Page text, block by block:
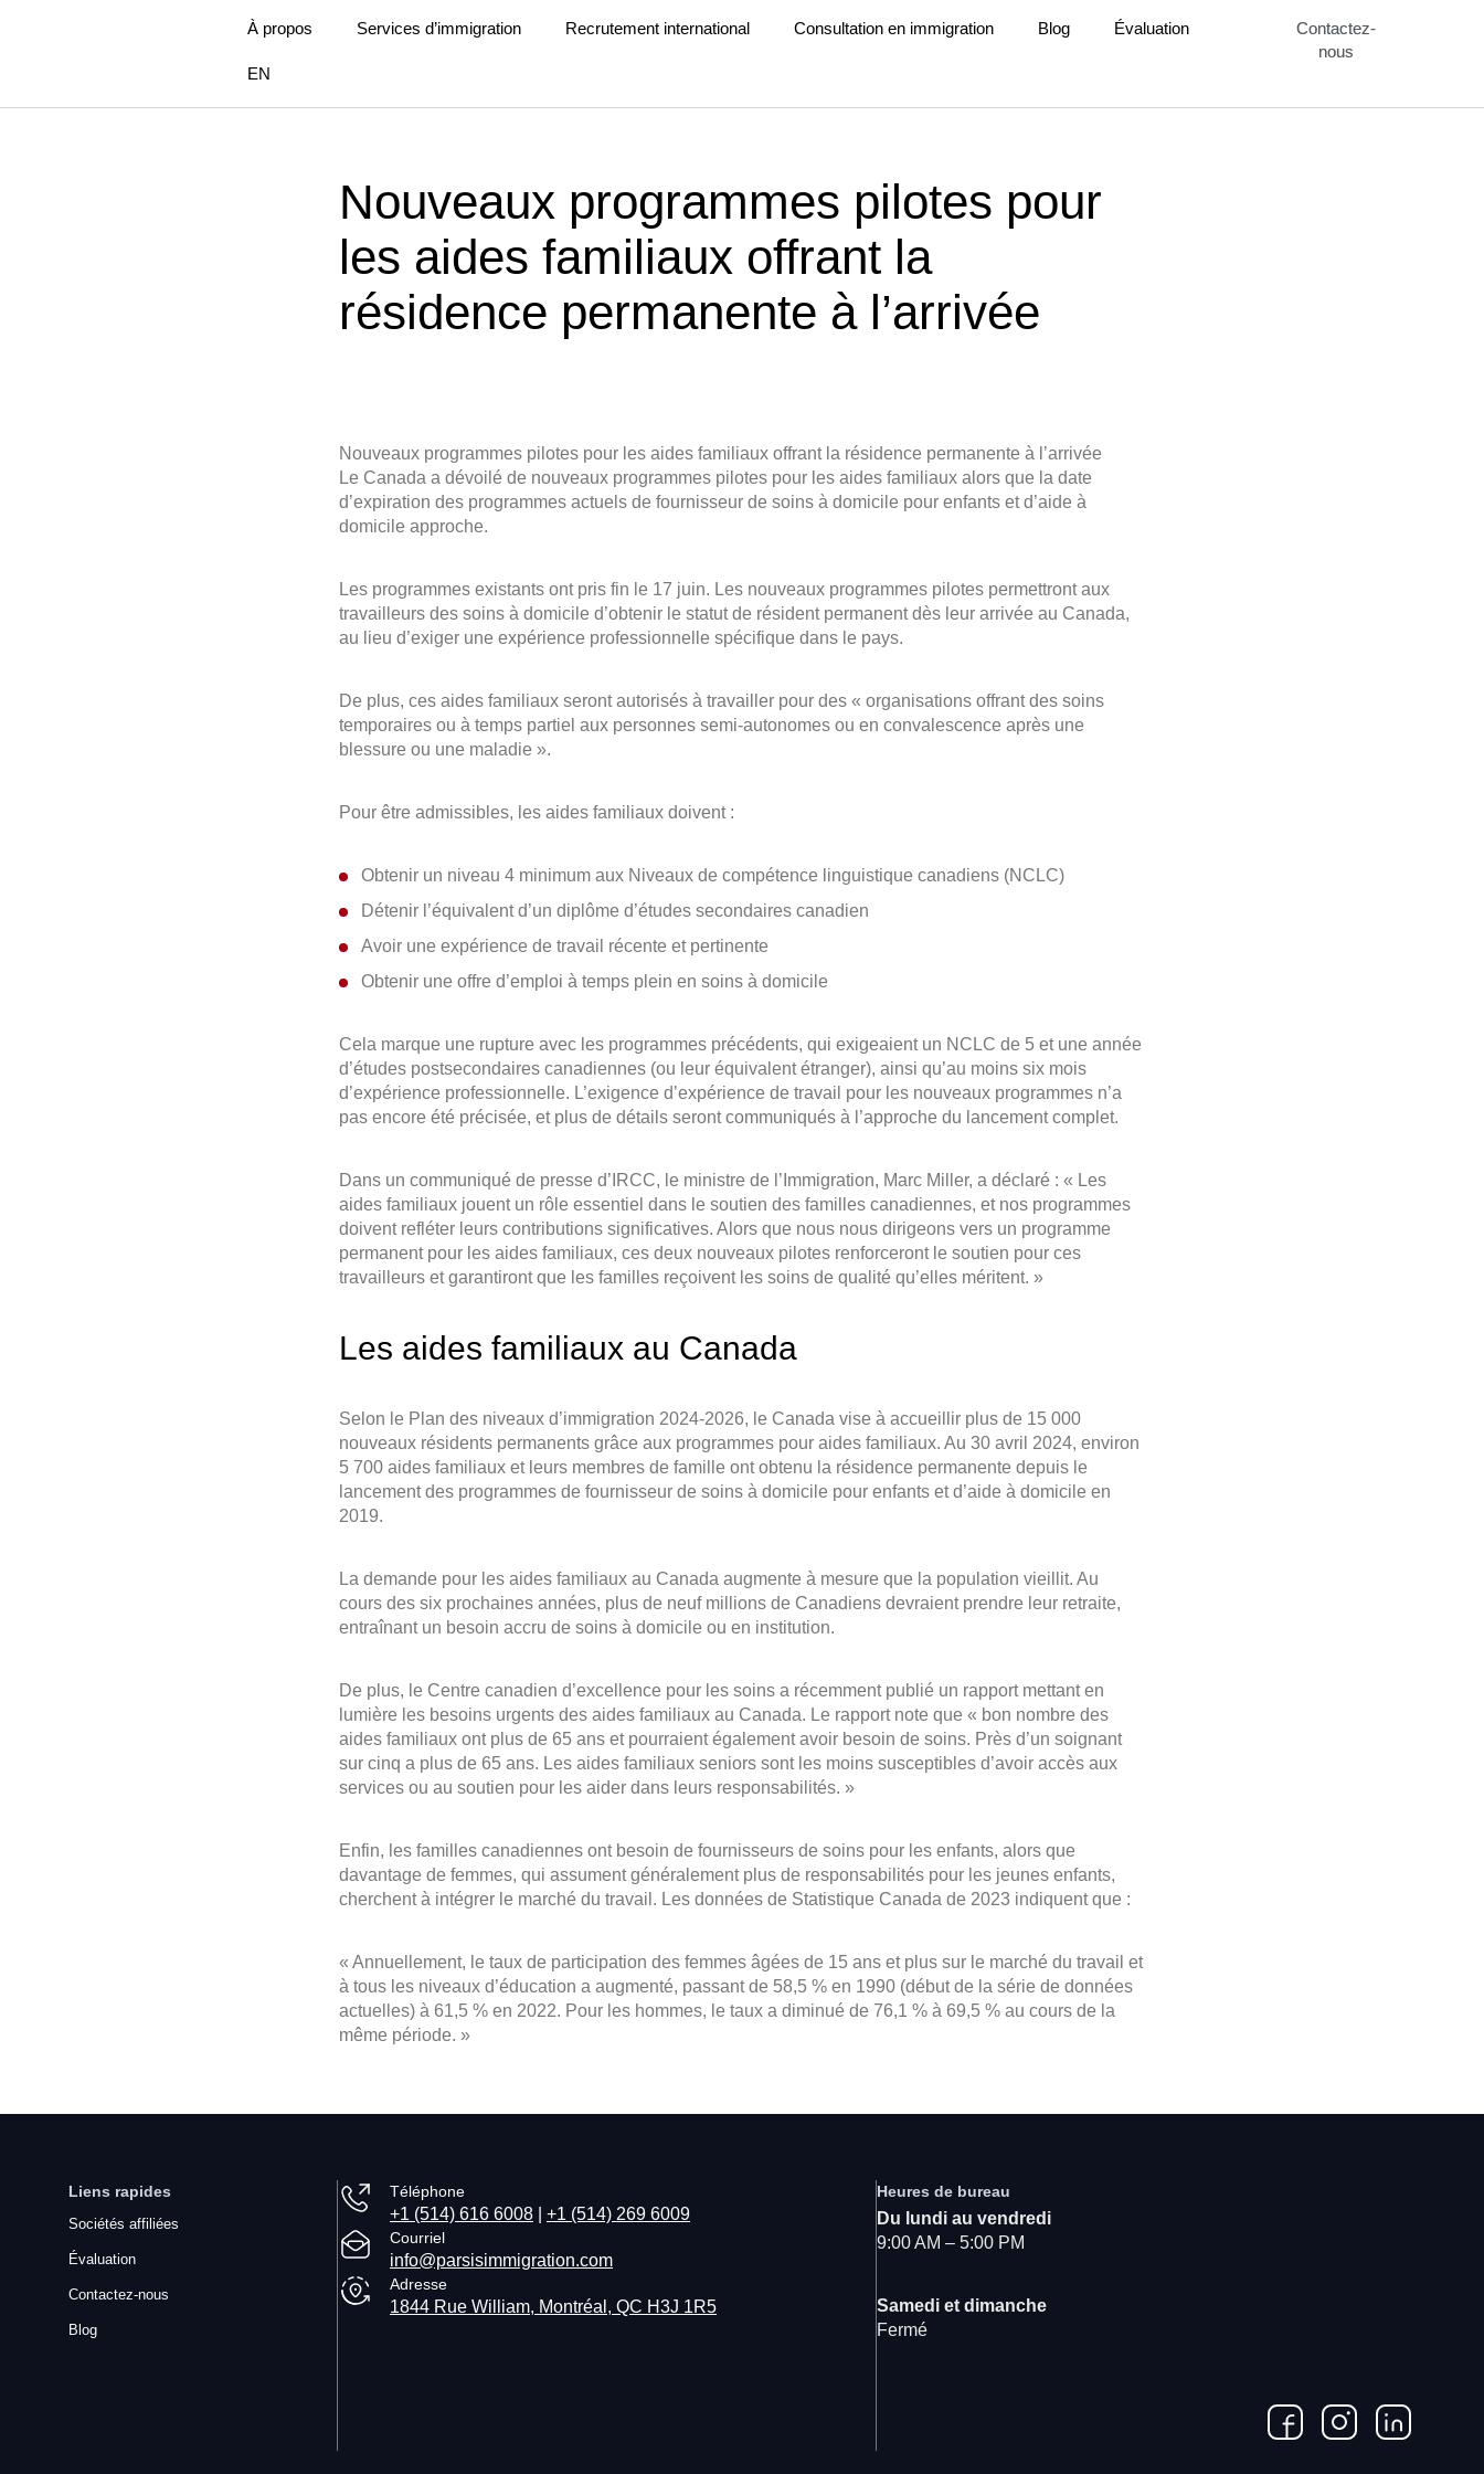
À propos Services d’immigration Recrutement international Consultation en immigration Blog Évaluation
EN
Contactez-
nous
Nouveaux programmes pilotes pour
les aides familiaux offrant la
résidence permanente à l’arrivée
Nouveaux programmes pilotes pour les aides familiaux offrant la résidence permanente à l’arrivée
Le Canada a dévoilé de nouveaux programmes pilotes pour les aides familiaux alors que la date
d’expiration des programmes actuels de fournisseur de soins à domicile pour enfants et d’aide à
domicile approche.
Les programmes existants ont pris fin le 17 juin. Les nouveaux programmes pilotes permettront aux
travailleurs des soins à domicile d’obtenir le statut de résident permanent dès leur arrivée au Canada,
au lieu d’exiger une expérience professionnelle spécifique dans le pays.
De plus, ces aides familiaux seront autorisés à travailler pour des « organisations offrant des soins
temporaires ou à temps partiel aux personnes semi-autonomes ou en convalescence après une
blessure ou une maladie ».
Pour être admissibles, les aides familiaux doivent :
Obtenir un niveau 4 minimum aux Niveaux de compétence linguistique canadiens (NCLC)
Détenir l’équivalent d’un diplôme d’études secondaires canadien
Avoir une expérience de travail récente et pertinente
Obtenir une offre d’emploi à temps plein en soins à domicile
Cela marque une rupture avec les programmes précédents, qui exigeaient un NCLC de 5 et une année
d’études postsecondaires canadiennes (ou leur équivalent étranger), ainsi qu’au moins six mois
d’expérience professionnelle. L’exigence d’expérience de travail pour les nouveaux programmes n’a
pas encore été précisée, et plus de détails seront communiqués à l’approche du lancement complet.
Dans un communiqué de presse d’IRCC, le ministre de l’Immigration, Marc Miller, a déclaré : « Les
aides familiaux jouent un rôle essentiel dans le soutien des familles canadiennes, et nos programmes
doivent refléter leurs contributions significatives. Alors que nous nous dirigeons vers un programme
permanent pour les aides familiaux, ces deux nouveaux pilotes renforceront le soutien pour ces
travailleurs et garantiront que les familles reçoivent les soins de qualité qu’elles méritent. »
Les aides familiaux au Canada
Selon le Plan des niveaux d’immigration 2024-2026, le Canada vise à accueillir plus de 15 000
nouveaux résidents permanents grâce aux programmes pour aides familiaux. Au 30 avril 2024, environ
5 700 aides familiaux et leurs membres de famille ont obtenu la résidence permanente depuis le
lancement des programmes de fournisseur de soins à domicile pour enfants et d’aide à domicile en
2019.
La demande pour les aides familiaux au Canada augmente à mesure que la population vieillit. Au
cours des six prochaines années, plus de neuf millions de Canadiens devraient prendre leur retraite,
entraînant un besoin accru de soins à domicile ou en institution.
De plus, le Centre canadien d’excellence pour les soins a récemment publié un rapport mettant en
lumière les besoins urgents des aides familiaux au Canada. Le rapport note que « bon nombre des
aides familiaux ont plus de 65 ans et pourraient également avoir besoin de soins. Près d’un soignant
sur cinq a plus de 65 ans. Les aides familiaux seniors sont les moins susceptibles d’avoir accès aux
services ou au soutien pour les aider dans leurs responsabilités. »
Enfin, les familles canadiennes ont besoin de fournisseurs de soins pour les enfants, alors que
davantage de femmes, qui assument généralement plus de responsabilités pour les jeunes enfants,
cherchent à intégrer le marché du travail. Les données de Statistique Canada de 2023 indiquent que :
« Annuellement, le taux de participation des femmes âgées de 15 ans et plus sur le marché du travail et
à tous les niveaux d’éducation a augmenté, passant de 58,5 % en 1990 (début de la série de données
actuelles) à 61,5 % en 2022. Pour les hommes, le taux a diminué de 76,1 % à 69,5 % au cours de la
même période. »
Liens rapides
Sociétés affiliées
Évaluation
Contactez-nous
Blog
Téléphone
+1 (514) 616 6008 +1 (514) 269 6009
Courriel
info@parsisimmigration.com
Adresse
1844 Rue William, Montréal, QC H3J 1R5
Heures de bureau
Du lundi au vendredi
9:00 AM – 5:00 PM
Samedi et dimanche
Fermé